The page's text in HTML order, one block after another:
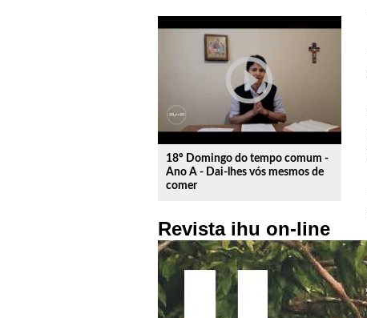
play_circle_outline
18º Domingo do tempo comum -
Ano A - Dai-lhes vós mesmos de
comer
Revista ihu on-line